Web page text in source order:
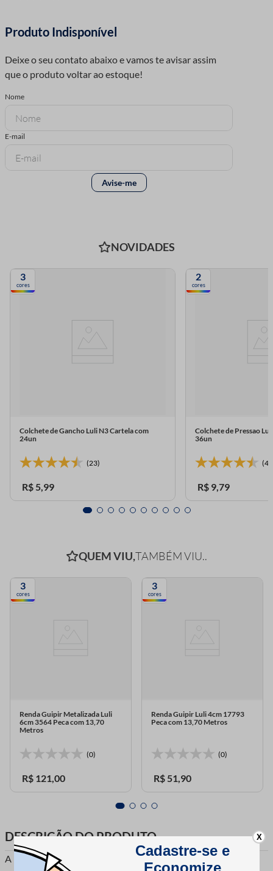
NOVIDADES
3
cores
Colchete de Gancho Luli N3 Cartela com
24un
(23)
R$ 5,99
2
cores
Colchete de Pressao
36un
(4)
R$ 9,79
QUEM VIU,TAMBÉM VIU..
3
cores
Renda Guipir Metalizada Luli
6cm 3564 Peca com 13,70
Metros
(0)
R$ 121,00
3
cores
Renda Guipir Luli 4cm 17793
Peca com 13,70 Metros
(0)
R$ 51,90
DESCRIÇÃO DO PRODUTO
A Renda Guipir Lulitex RGPE5252 oferece o toque ideal para
X